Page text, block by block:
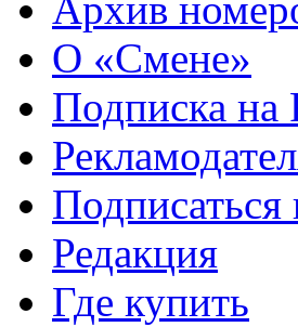
Архив
О «Смене»
Подписка на
Подписаться
Редакция
Где купить